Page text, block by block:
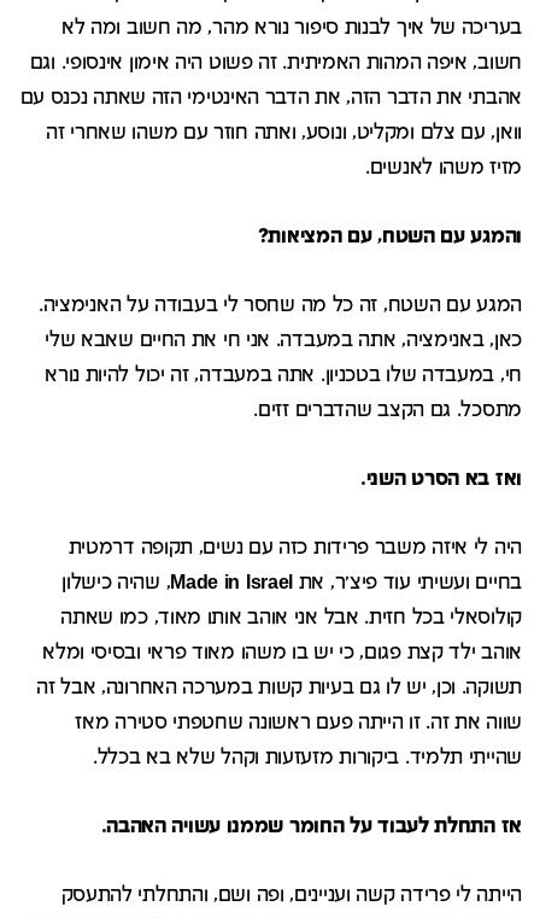
בעריכה של איך לבנות סיפור נורא מהר, מה חשוב ומה לא
חשוב, איפה המהות האמיתית. זה פשוט היה אימון אינסופי. וגם
אהבתי את הדבר הזה, את הדבר האינטימי הזה שאתה נכנס עם
וואן, עם צלם ומקליט, ונוסע, ואתה חוזר עם משהו שאחרי זה
מזיז משהו לאנשים.
והמגע עם השטח, עם המציאות?
המגע עם השטח, זה כל מה שחסר לי בעבודה על האנימציה.
כאן, באנימציה, אתה במעבדה. אני חי את החיים שאבא שלי
חי, במעבדה שלו בטכניון. אתה במעבדה, זה יכול להיות נורא
מתסכל. גם הקצב שהדברים זזים.
ואז בא הסרט השני.
היה לי איזה משבר פרידות כזה עם נשים, תקופה דרמטית
בחיים ועשיתי עוד פיצ'ר, את Made in Israel, שהיה כישלון
קולוסאלי בכל חזית. אבל אני אוהב אותו מאוד, כמו שאתה
אוהב ילד קצת פגום, כי יש בו משהו מאוד פראי ובסיסי ומלא
תשוקה. וכן, יש לו גם בעיות קשות במערכה האחרונה, אבל זה
שווה את זה. זו הייתה פעם ראשונה שחטפתי סטירה מאז
שהייתי תלמיד. ביקורות מזעזעות וקהל שלא בא בכלל.
אז התחלת לעבוד על החומר שממנו עשויה האהבה.
הייתה לי פרידה קשה ועניינים, ופה ושם, והתחלתי להתעסק